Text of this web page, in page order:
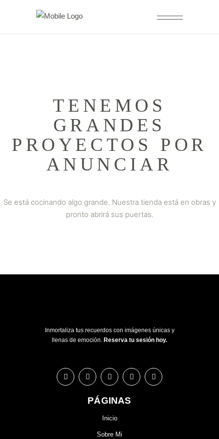
TENEMOS
GRANDES
PROYECTOS POR
ANUNCIAR
Se está cocinando algo grande. Nuestra tienda está en obras y
pronto abrirá sus puertas.
Inmortaliza tus recuerdos con imágenes únicas y
llenas de emoción. Reserva tu sesión hoy.
PÁGINAS
Inicio
Sobre Mi